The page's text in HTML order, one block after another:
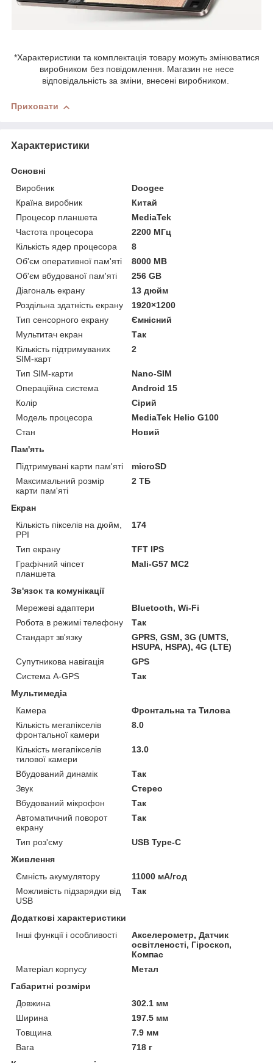
*Характеристики та комплектація товару можуть змінюватися
виробником без повідомлення. Магазин не несе
відповідальність за зміни, внесені виробником.
Приховати
Характеристики
Основні
Виробник
Doogee
Країна виробник
Китай
Процесор планшета
MediaTek
Частота процесора
2200 МГц
Кількість ядер процесора
8
Об'єм оперативної пам'яті
8000 MB
Об'єм вбудованої пам'яті
256 GB
Діагональ екрану
13 дюйм
Роздільна здатність екрану
1920×1200
Тип сенсорного екрану
Ємнісний
Мультитач екран
Так
Кількість підтримуваних
SIM-карт
2
Тип SIM-карти
Nano-SIM
Операційна система
Android 15
Колір
Сірий
Модель процесора
MediaTek Helio G100
Стан
Новий
Пам'ять
Підтримувані карти пам'яті
microSD
Максимальний розмір
карти пам'яті
2 ТБ
Екран
Кількість пікселів на дюйм,
PPI
174
Тип екрану
TFT IPS
Графічний чіпсет
планшета
Mali-G57 MC2
Зв'язок та комунікації
Мережеві адаптери
Bluetooth, Wi-Fi
Робота в режимі телефону
Так
Стандарт зв'язку
GPRS, GSM, 3G (UMTS,
HSUPA, HSPA), 4G (LTE)
Супутникова навігація
GPS
Система A-GPS
Так
Мультимедіа
Камера
Фронтальна та Тилова
Кількість мегапікселів
фронтальної камери
8.0
Кількість мегапікселів
тилової камери
13.0
Вбудований динамік
Так
Звук
Стерео
Вбудований мікрофон
Так
Автоматичний поворот
екрану
Так
Тип роз'єму
USB Type-C
Живлення
Ємність акумулятору
11000 мА/год
Можливість підзарядки від
USB
Так
Додаткові характеристики
Інші функції і особливості
Акселерометр, Датчик
освітленості, Гіроскоп,
Компас
Матеріал корпусу
Метал
Габаритні розміри
Довжина
302.1 мм
Ширина
197.5 мм
Товщина
7.9 мм
Вага
718 г